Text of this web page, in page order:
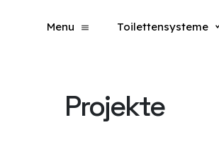
Menu Toilettensysteme
Projekte